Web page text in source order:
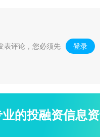
表评论，您必须先 登录 。
的投融资信息